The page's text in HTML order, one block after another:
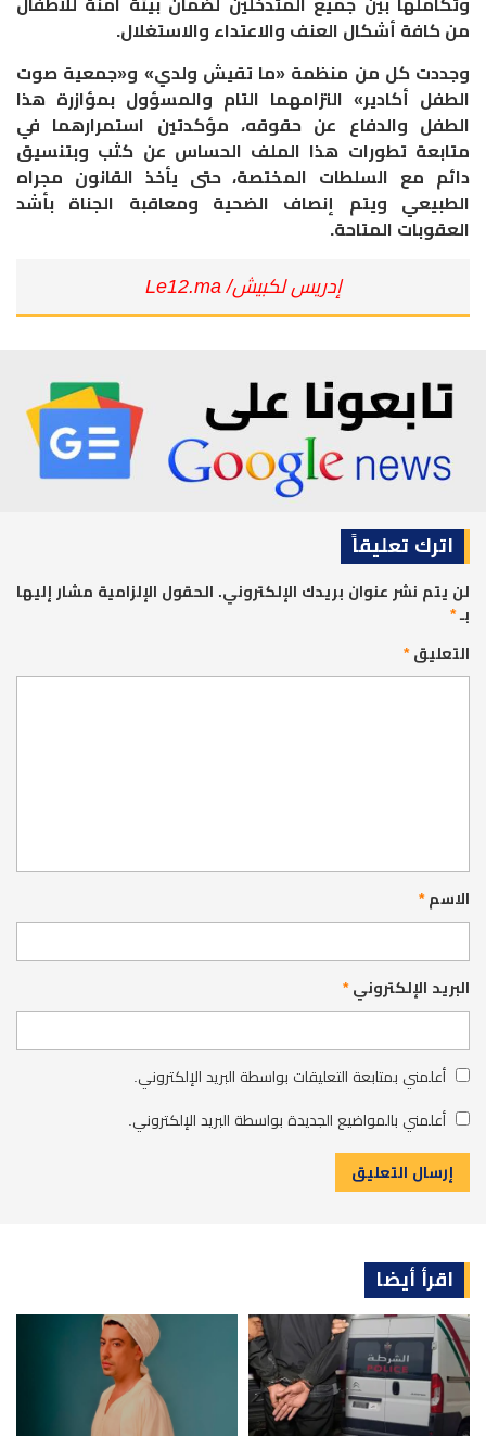
وتكاملها بين جميع المتدخلين لضمان بيئة آمنة للأطفال
من كافة أشكال العنف والاعتداء والاستغلال.
وجددت كل من منظمة «ما تقيش ولدي» و«جمعية صوت
الطفل أكادير» التزامهما التام والمسؤول بمؤازرة هذا
الطفل والدفاع عن حقوقه، مؤكدتين استمرارهما في
متابعة تطورات هذا الملف الحساس عن كثب وبتنسيق
دائم مع السلطات المختصة، حتى يأخذ القانون مجراه
الطبيعي ويتم إنصاف الضحية ومعاقبة الجناة بأشد
العقوبات المتاحة.
إدريس لكبيش/ Le12.ma
اترك تعليقاً
لن يتم نشر عنوان بريدك الإلكتروني. الحقول الإلزامية مشار إليها
بـ*
التعليق*
الاسم*
البريد الإلكتروني*
أعلمني بمتابعة التعليقات بواسطة البريد الإلكتروني.
أعلمني بالمواضيع الجديدة بواسطة البريد الإلكتروني.
اقرأ أيضا